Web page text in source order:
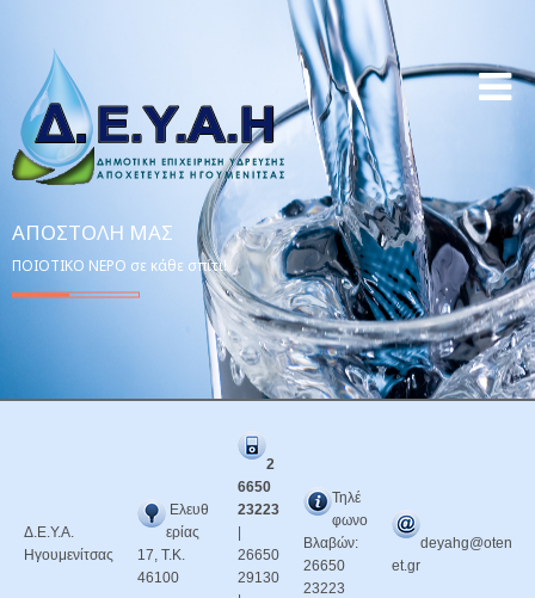
ΑΠΟΣΤΟΛΉ ΜΑΣ
ΠΟΙΟΤΙΚΟ ΝΕΡΟ σε κάθε σπίτι!
Δ.Ε.Υ.Α.
Ηγουμενίτσας
Ελευθ
ερίας
17, Τ.Κ.
46100
2
6650
23223
26650
29130
Τηλέ
φωνο
Βλαβών:
26650
23223
deyahg@oten
et.gr